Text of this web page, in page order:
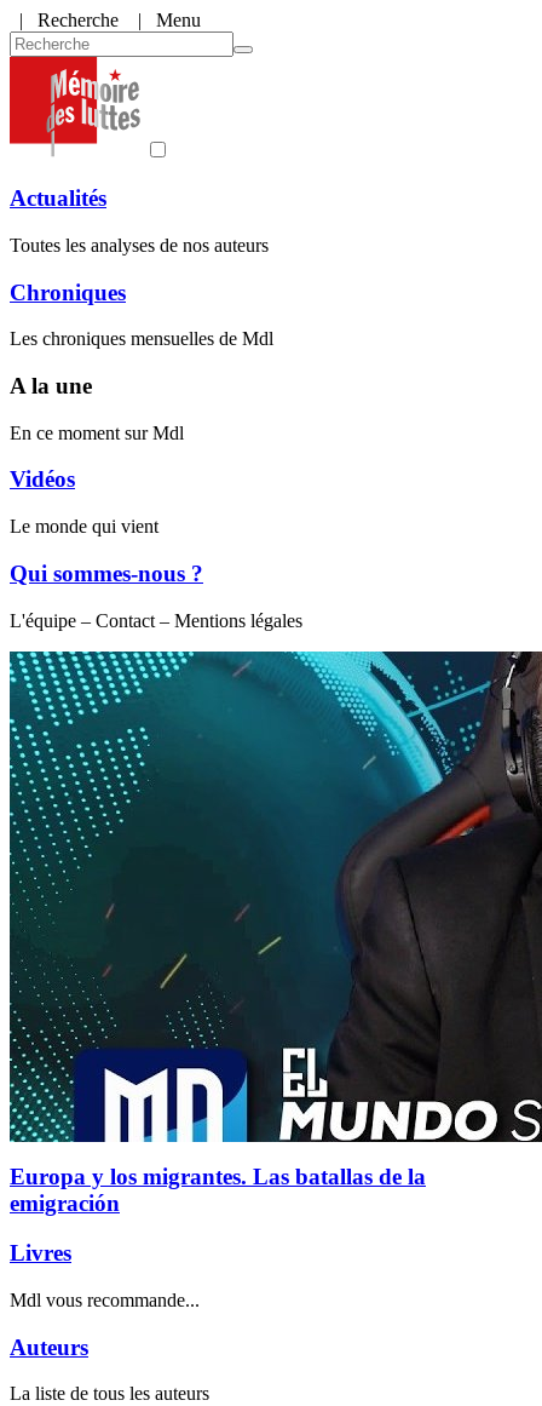
| Recherche | Menu
Actualités
Toutes les analyses de nos auteurs
Chroniques
Les chroniques mensuelles de Mdl
A la une
En ce moment sur Mdl
Vidéos
Le monde qui vient
Qui sommes-nous ?
L'équipe – Contact – Mentions légales
Europa y los migrantes. Las batallas de la
emigración
Livres
Mdl vous recommande...
Auteurs
La liste de tous les auteurs